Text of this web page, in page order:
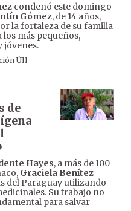
condenó este domingo
Gómez, de 14 años,
la fortaleza de su familia
más pequeños,
jóvenes.
ÚH
de
Hayes, a más de 100
Graciela Benítez
del Paraguay utilizando
Su trabajo no
para salvar